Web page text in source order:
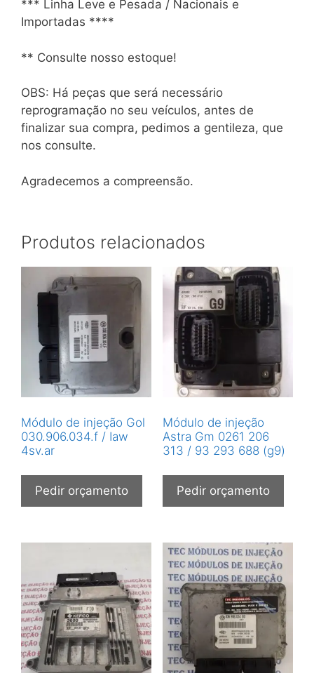
*** Linha Leve e Pesada / Nacionais e
Importadas ****
** Consulte nosso estoque!
OBS: Há peças que será necessário
reprogramação no seu veículos, antes de
finalizar sua compra, pedimos a gentileza, que
nos consulte.
Agradecemos a compreensão.
Produtos relacionados
Módulo de injeção Gol
030.906.034.f / Iaw
4sv.ar
Pedir orçamento
Módulo de injeção
Astra Gm 0261 206
313 / 93 293 688 (g9)
Pedir orçamento